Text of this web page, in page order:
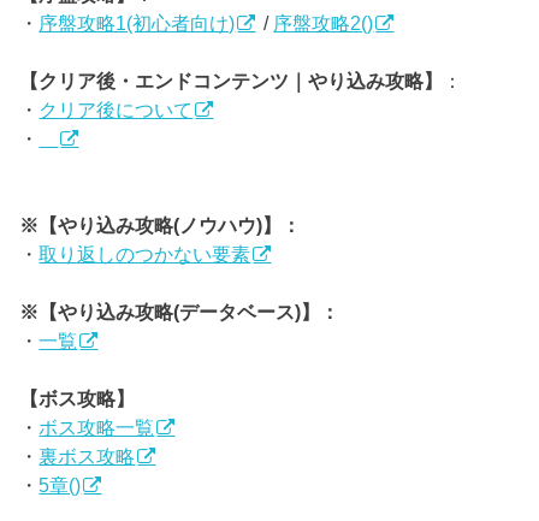
・ 序盤攻略1(初心者向け) / 序盤攻略2()
【クリア後・エンドコンテンツ｜やり込み攻略】
：
・ クリア後について
・
※【やり込み攻略(ノウハウ)】：
・取り返しのつかない要素
※【やり込み攻略(データベース)】：
・一覧
【ボス攻略】
・ ボス攻略一覧
・裏ボス攻略
・5章()